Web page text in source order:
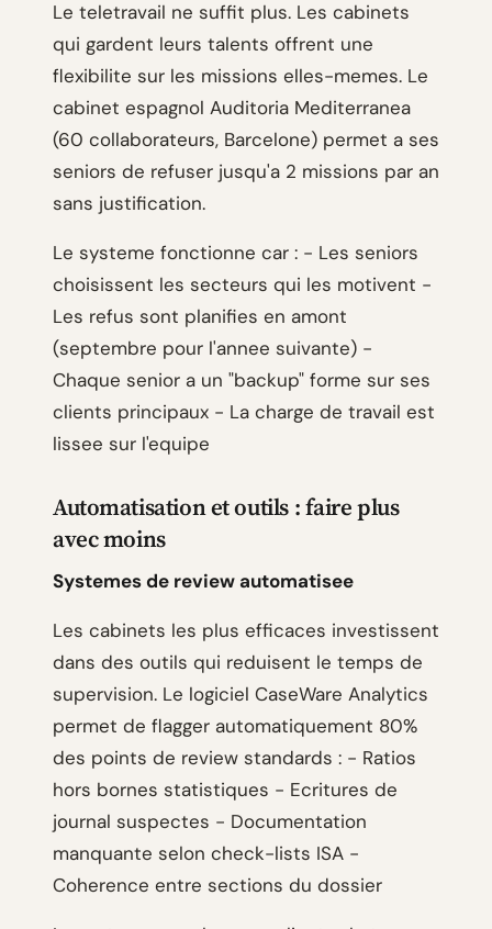
Le teletravail ne suffit plus. Les cabinets
qui gardent leurs talents offrent une
flexibilite sur les missions elles-memes. Le
cabinet espagnol Auditoria Mediterranea
(60 collaborateurs, Barcelone) permet a ses
seniors de refuser jusqu'a 2 missions par an
sans justification.
Le systeme fonctionne car : - Les seniors
choisissent les secteurs qui les motivent -
Les refus sont planifies en amont
(septembre pour l'annee suivante) -
Chaque senior a un "backup" forme sur ses
clients principaux - La charge de travail est
lissee sur l'equipe
Automatisation et outils : faire plus
avec moins
Systemes de review automatisee
Les cabinets les plus efficaces investissent
dans des outils qui reduisent le temps de
supervision. Le logiciel CaseWare Analytics
permet de flagger automatiquement 80%
des points de review standards : - Ratios
hors bornes statistiques - Ecritures de
journal suspectes - Documentation
manquante selon check-lists ISA -
Coherence entre sections du dossier